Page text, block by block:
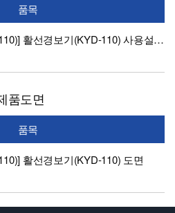
품목
[활선경보기(KYD-110)] 활선경보기(KYD-110) 사용설명서
품도면
품목
활선경보기(KYD-110) 도면